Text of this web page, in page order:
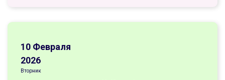
10 Февраля
2026
Вторник